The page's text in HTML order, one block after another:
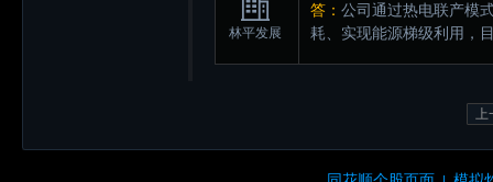
林平发展
答： 公司通过热电联产模
耗、实现能源梯级利用，
上